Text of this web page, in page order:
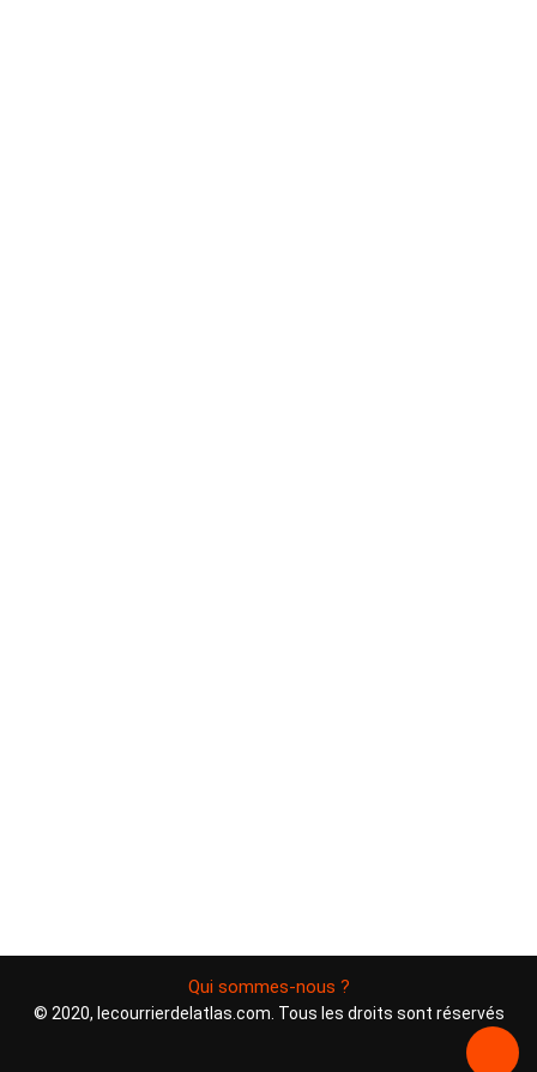
Qui sommes-nous ?
© 2020, lecourrierdelatlas.com. Tous les droits sont réservés